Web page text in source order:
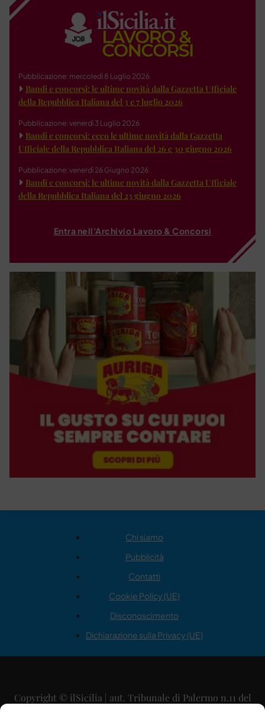
Pubblicazione: mercoledì 8 Luglio 2026
Bandi e concorsi: le ultime novità dalla Gazzetta Ufficiale
della Repubblica Italiana del 3 e 7 luglio 2026
Pubblicazione: venerdì 3 Luglio 2026
Bandi e concorsi: ecco le ultime novità dalla Gazzetta
Ufficiale della Repubblica Italiana del 26 e 30 giugno 2026
Pubblicazione: venerdì 26 Giugno 2026
Bandi e concorsi: le ultime novità dalla Gazzetta Ufficiale
della Repubblica Italiana del 23 giugno 2026
Entra nell'Archivio Lavoro & Concorsi
Chi siamo
Pubblicità
Contatti
Cookie Policy (UE)
Disconoscimento
Dichiarazione sulla Privacy (UE)
Copyright © ilSicilia | aut. Tribunale di Palermo n.11 del